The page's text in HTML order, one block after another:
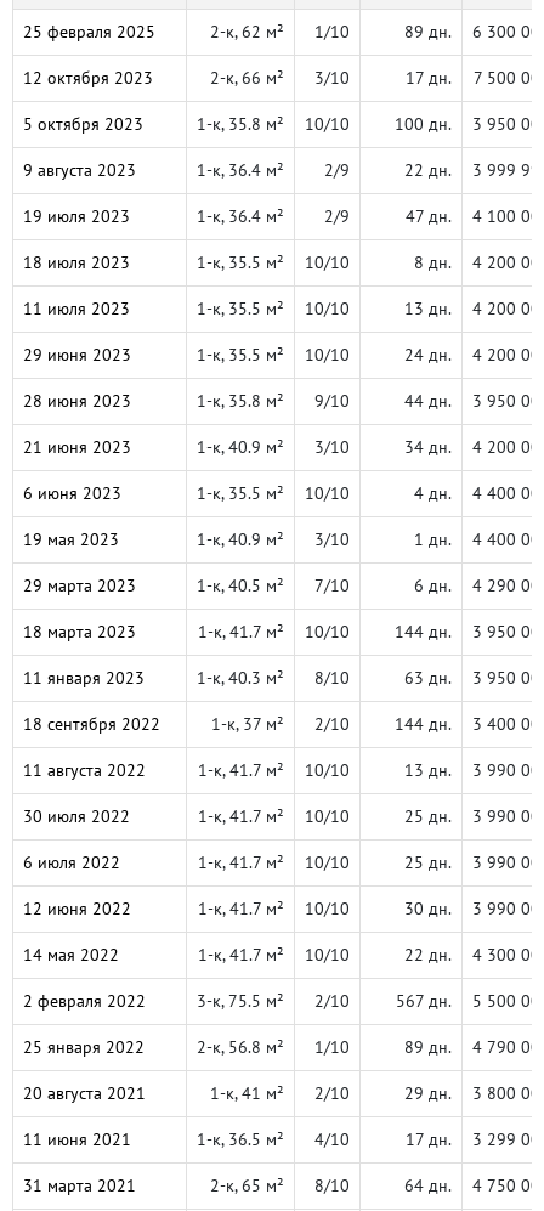
25 февраля 2025 2-к, 62 м² 1/10 89 дн. 6 300
12 октября 2023 2-к, 66 м² 3/10 17 дн. 7 500
5 октября 2023 1-к, 35.8 м² 10/10 100 дн. 3 950
9 августа 2023 1-к, 36.4 м² 2/9 22 дн. 3 999
19 июля 2023 1-к, 36.4 м² 2/9 47 дн. 4 100
18 июля 2023 1-к, 35.5 м² 10/10 8 дн. 4 200
11 июля 2023 1-к, 35.5 м² 10/10 13 дн. 4 200
29 июня 2023 1-к, 35.5 м² 10/10 24 дн. 4 200
28 июня 2023 1-к, 35.8 м² 9/10 44 дн. 3 950
21 июня 2023 1-к, 40.9 м² 3/10 34 дн. 4 200
6 июня 2023 1-к, 35.5 м² 10/10 4 дн. 4 400
19 мая 2023 1-к, 40.9 м² 3/10 1 дн. 4 400
29 марта 2023 1-к, 40.5 м² 7/10 6 дн. 4 290
18 марта 2023 1-к, 41.7 м² 10/10 144 дн. 3 950
11 января 2023 1-к, 40.3 м² 8/10 63 дн. 3 950
18 сентября 2022 1-к, 37 м² 2/10 144 дн. 3 400
11 августа 2022 1-к, 41.7 м² 10/10 13 дн. 3 990
30 июля 2022 1-к, 41.7 м² 10/10 25 дн. 3 990
6 июля 2022 1-к, 41.7 м² 10/10 25 дн. 3 990
12 июня 2022 1-к, 41.7 м² 10/10 30 дн. 3 990
14 мая 2022 1-к, 41.7 м² 10/10 22 дн. 4 300
2 февраля 2022 3-к, 75.5 м² 2/10 567 дн. 5 500
25 января 2022 2-к, 56.8 м² 1/10 89 дн. 4 790
20 августа 2021 1-к, 41 м² 2/10 29 дн. 3 800
11 июня 2021 1-к, 36.5 м² 4/10 17 дн. 3 299
31 марта 2021 2-к, 65 м² 8/10 64 дн. 4 750